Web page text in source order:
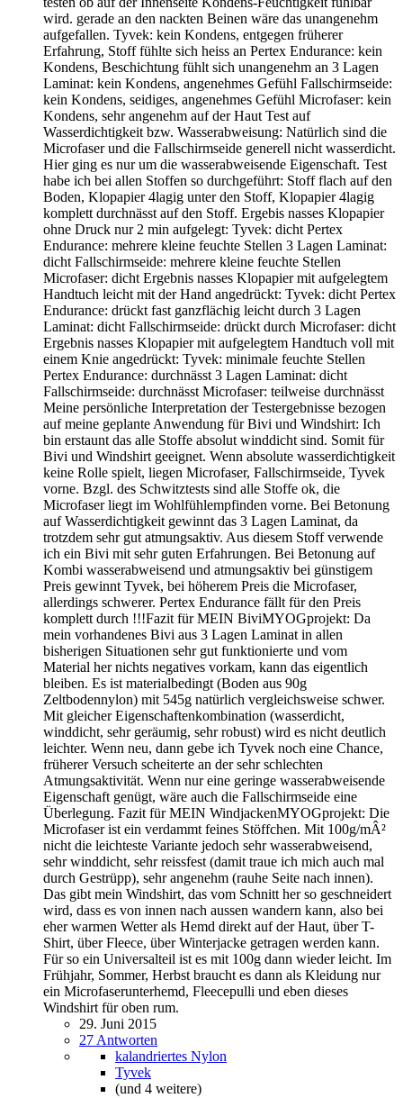
wird. gerade an den nackten Beinen wäre das unangenehm
aufgefallen. Tyvek: kein Kondens, entgegen früherer
Erfahrung, Stoff fühlte sich heiss an Pertex Endurance: kein
Kondens, Beschichtung fühlt sich unangenehm an 3 Lagen
Laminat: kein Kondens, angenehmes Gefühl Fallschirmseide:
kein Kondens, seidiges, angenehmes Gefühl Microfaser: kein
Kondens, sehr angenehm auf der Haut Test auf
Wasserdichtigkeit bzw. Wasserabweisung: Natürlich sind die
Microfaser und die Fallschirmseide generell nicht wasserdicht.
Hier ging es nur um die wasserabweisende Eigenschaft. Test
habe ich bei allen Stoffen so durchgeführt: Stoff flach auf den
Boden, Klopapier 4lagig unter den Stoff, Klopapier 4lagig
komplett durchnässt auf den Stoff. Ergebis nasses Klopapier
ohne Druck nur 2 min aufgelegt: Tyvek: dicht Pertex
Endurance: mehrere kleine feuchte Stellen 3 Lagen Laminat:
dicht Fallschirmseide: mehrere kleine feuchte Stellen
Microfaser: dicht Ergebnis nasses Klopapier mit aufgelegtem
Handtuch leicht mit der Hand angedrückt: Tyvek: dicht Pertex
Endurance: drückt fast ganzflächig leicht durch 3 Lagen
Laminat: dicht Fallschirmseide: drückt durch Microfaser: dicht
Ergebnis nasses Klopapier mit aufgelegtem Handtuch voll mit
einem Knie angedrückt: Tyvek: minimale feuchte Stellen
Pertex Endurance: durchnässt 3 Lagen Laminat: dicht
Fallschirmseide: durchnässt Microfaser: teilweise durchnässt
Meine persönliche Interpretation der Testergebnisse bezogen
auf meine geplante Anwendung für Bivi und Windshirt: Ich
bin erstaunt das alle Stoffe absolut winddicht sind. Somit für
Bivi und Windshirt geeignet. Wenn absolute wasserdichtigkeit
keine Rolle spielt, liegen Microfaser, Fallschirmseide, Tyvek
vorne. Bzgl. des Schwitztests sind alle Stoffe ok, die
Microfaser liegt im Wohlfühlempfinden vorne. Bei Betonung
auf Wasserdichtigkeit gewinnt das 3 Lagen Laminat, da
trotzdem sehr gut atmungsaktiv. Aus diesem Stoff verwende
ich ein Bivi mit sehr guten Erfahrungen. Bei Betonung auf
Kombi wasserabweisend und atmungsaktiv bei günstigem
Preis gewinnt Tyvek, bei höherem Preis die Microfaser,
allerdings schwerer. Pertex Endurance fällt für den Preis
komplett durch !!!Fazit für MEIN BiviMYOGprojekt: Da
mein vorhandenes Bivi aus 3 Lagen Laminat in allen
bisherigen Situationen sehr gut funktionierte und vom
Material her nichts negatives vorkam, kann das eigentlich
bleiben. Es ist materialbedingt (Boden aus 90g
Zeltbodennylon) mit 545g natürlich vergleichsweise schwer.
Mit gleicher Eigenschaftenkombination (wasserdicht,
winddicht, sehr geräumig, sehr robust) wird es nicht deutlich
leichter. Wenn neu, dann gebe ich Tyvek noch eine Chance,
früherer Versuch scheiterte an der sehr schlechten
Atmungsaktivität. Wenn nur eine geringe wasserabweisende
Eigenschaft genügt, wäre auch die Fallschirmseide eine
Überlegung. Fazit für MEIN WindjackenMYOGprojekt: Die
Microfaser ist ein verdammt feines Stöffchen. Mit 100g/mÂ²
nicht die leichteste Variante jedoch sehr wasserabweisend,
sehr winddicht, sehr reissfest (damit traue ich mich auch mal
durch Gestrüpp), sehr angenehm (rauhe Seite nach innen).
Das gibt mein Windshirt, das vom Schnitt her so geschneidert
wird, dass es von innen nach aussen wandern kann, also bei
eher warmen Wetter als Hemd direkt auf der Haut, über T-
Shirt, über Fleece, über Winterjacke getragen werden kann.
Für so ein Universalteil ist es mit 100g dann wieder leicht. Im
Frühjahr, Sommer, Herbst braucht es dann als Kleidung nur
ein Microfaserunterhemd, Fleecepulli und eben dieses
Windshirt für oben rum.
29. Juni 2015
27 Antworten
kalandriertes Nylon
Tyvek
(und 4 weitere)